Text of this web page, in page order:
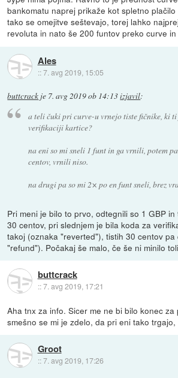
bankomatu naprej prikaže kot spletno
tako se omejitve seštevajo, torej lahko
revoluta in nato še 200 funtov preko curve
Ales
::7. avg 2019, 15:05
buttcrack je 7. avg 2019 ob 14:13izjavil:
a teli čuki pri curve-u vrnejo tiste fičnike, ki
verifikaciji kartice?
na eni so mi sneli 1 funt in ga vrnili, potem
centov, vrnili niso.
na drugi pa so mi 2× po en funt sneli, brez
Pri meni je bilo to prvo, odtegnili so 1 GBP
30 centov, pri slednjem je bila koda za
takoj (oznaka "reverted"), tistih 30 centov
"refund"). Počakaj še malo, če še ni minilo
buttcrack
::7. avg 2019, 17:21
Aha tnx za info. Sicer me ne bi bilo konec za
smešno se mi je zdelo, da pri eni tako
Groot
::7. avg 2019, 17:26